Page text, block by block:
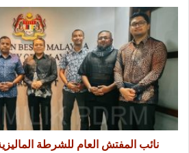
نائب المفتش العام للشرطة